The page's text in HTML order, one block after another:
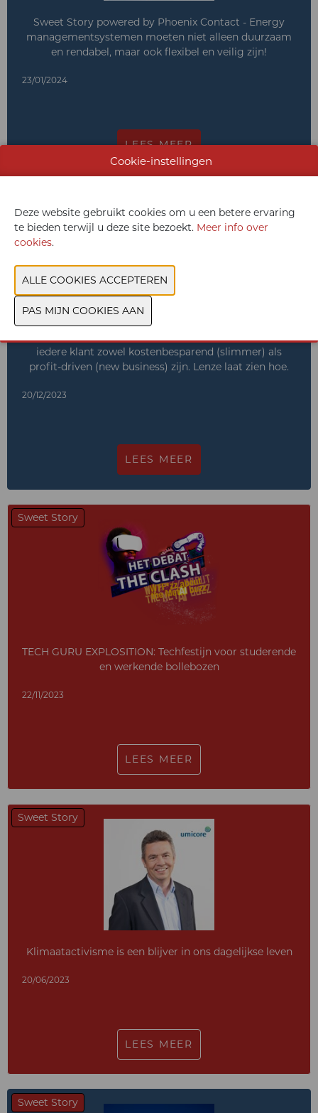
Sweet Story powered by Phoenix Contact - Energy
managementsystemen moeten niet alleen duurzaam
en rendabel, maar ook flexibel en veilig zijn!
23/01/2024
LEES MEER
iedere klant zowel kostenbesparend (slimmer) als
profit-driven (new business) zijn. Lenze laat zien hoe.
20/12/2023
LEES MEER
Sweet Story
TECH GURU EXPLOSITION: Techfestijn voor studerende
en werkende bollebozen
22/11/2023
LEES MEER
Sweet Story
Klimaatactivisme is een blijver in ons dagelijkse leven
20/06/2023
LEES MEER
Sweet Story
Cookie-instellingen
Deze website gebruikt cookies om u een betere ervaring
te bieden terwijl u deze site bezoekt. Meer info over
cookies.